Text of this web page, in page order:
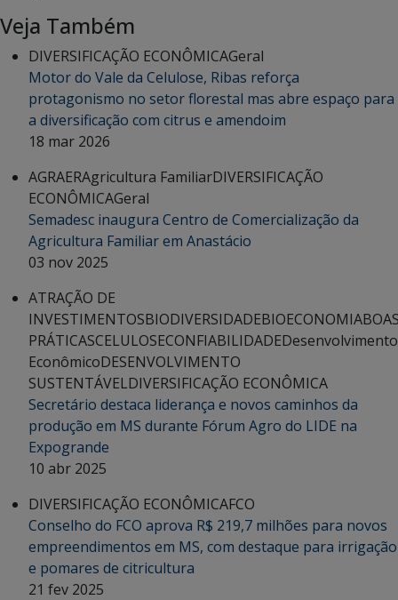
Veja Também
DIVERSIFICAÇÃO ECONÔMICAGeral
Motor do Vale da Celulose, Ribas reforça
protagonismo no setor florestal mas abre espaço para
a diversificação com citrus e amendoim
18 mar 2026
AGRAERAgricultura FamiliarDIVERSIFICAÇÃO
ECONÔMICAGeral
Semadesc inaugura Centro de Comercialização da
Agricultura Familiar em Anastácio
03 nov 2025
ATRAÇÃO DE
INVESTIMENTOSBIODIVERSIDADEBIOECONOMIA
PRÁTICASCELULOSECONFIABILIDADEDesenvolvimento
EconômicoDESENVOLVIMENTO
SUSTENTÁVELDIVERSIFICAÇÃO ECONÔMICA
Secretário destaca liderança e novos caminhos da
produção em MS durante Fórum Agro do LIDE na
Expogrande
10 abr 2025
DIVERSIFICAÇÃO ECONÔMICAFCO
Conselho do FCO aprova R$ 219,7 milhões para novos
empreendimentos em MS, com destaque para irrigação
e pomares de citricultura
21 fev 2025